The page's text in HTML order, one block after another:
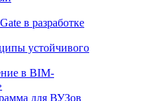
в разработке
устойчивого
в BIM-
для ВУЗов